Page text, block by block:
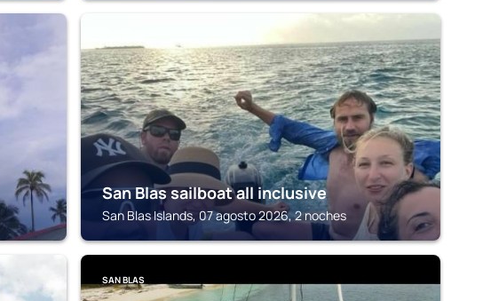
San Blas sailboat all inclusive
San Blas Islands, 07 agosto 2026, 2 noches
SAN BLAS